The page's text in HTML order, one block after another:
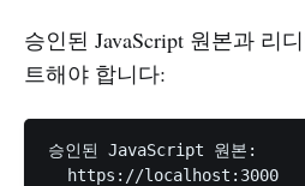
승인된 JavaScript 원본과 리
트해야 합니다:
승인된 JavaScript 원본:
  https://localhost:3000